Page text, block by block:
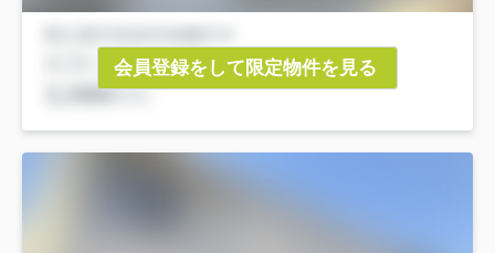
会員登録をして限定物件を見る